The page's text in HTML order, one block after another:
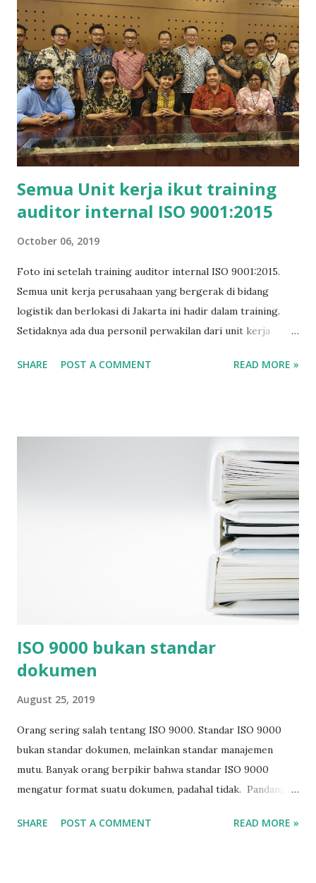
menjaga agar informasi terjaga: Kerahasiaannya (
confidential ) terhadap upaya penyadapan atau akses oleh
pihak yang tidak berkepentingan Integritasnya ( integrity )
agar informasi (data) tidak diubah, dihapus atau diganti oleh
orang yang tidak berwenang Ketersediaanya ( availability )
agar informasi (dokumen, data) tersedia saat diperlukan.
Perlindungan informasi dapat dicapai dengan penerapan
standar keamanan informasi ISO 27001:2013. Standar in...
Semua Unit kerja ikut training
auditor internal ISO 9001:2015
October 06, 2019
Foto ini setelah training auditor internal ISO 9001:2015.
Semua unit kerja perusahaan yang bergerak di bidang
logistik dan berlokasi di Jakarta ini hadir dalam training.
Setidaknya ada dua personil perwakilan dari unit kerja
Produksi, Quality, Finance, IT, Software Development, sales
SHARE POST A COMMENT READ MORE »
ISO 9000 bukan standar
dokumen
August 25, 2019
Orang sering salah tentang ISO 9000. Standar ISO 9000
bukan standar dokumen, melainkan standar manajemen
mutu. Banyak orang berpikir bahwa standar ISO 9000
mengatur format suatu dokumen, padahal tidak. Pandangan
dokumen, misalnya bentuk prosedur atau SOP, format
SHARE POST A COMMENT READ MORE »